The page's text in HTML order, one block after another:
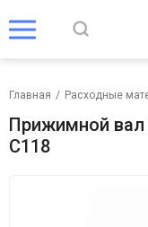
Главная / Расходные
Прижимной вал
C118